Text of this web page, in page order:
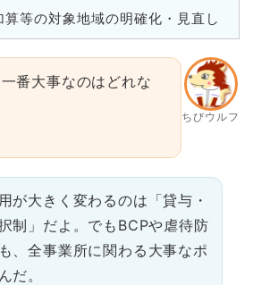
算等の対象地域の明確化・見直し
ちびウルフ
番大事なのはどれな
が大きく変わるのは「貸与・
制」だよ。でもBCPや虐待防
、全事業所に関わる大事なポ
だ。